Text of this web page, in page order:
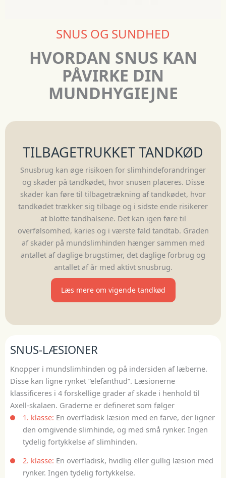
SNUS OG SUNDHED
HVORDAN SNUS KAN
PÅVIRKE DIN
MUNDHYGIEJNE
TILBAGETRUKKET TANDKØD
Snusbrug kan øge risikoen for slimhindeforandringer
og skader på tandkødet, hvor snusen placeres. Disse
skader kan føre til tilbagetrækning af tandkødet, hvor
tandkødet trækker sig tilbage og i sidste ende risikerer
at blotte tandhalsene. Det kan igen føre til
overfølsomhed, karies og i værste fald tandtab. Graden
af skader på mundslimhinden hænger sammen med
antallet af daglige brugstimer, det daglige forbrug og
antallet af år med aktivt snusbrug.
Læs mere om vigende tandkød
SNUS-LÆSIONER
Knopper i mundslimhinden og på indersiden af læberne.
Disse kan ligne rynket “elefanthud”. Læsionerne
klassificeres i 4 forskellige grader af skade i henhold til
Axell-skalaen. Graderne er defineret som følger
1. klasse: En overfladisk læsion med en farve, der ligner
den omgivende slimhinde, og med små rynker. Ingen
tydelig fortykkelse af slimhinden.
2. klasse: En overfladisk, hvidlig eller gullig læsion med
rynker. Ingen tydelig fortykkelse.